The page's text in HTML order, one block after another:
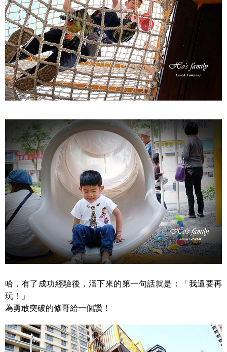
哈，有了成功經驗後，溜下來的第一句話就是：「我還要再
玩！」
為勇敢突破的修哥給一個讚！